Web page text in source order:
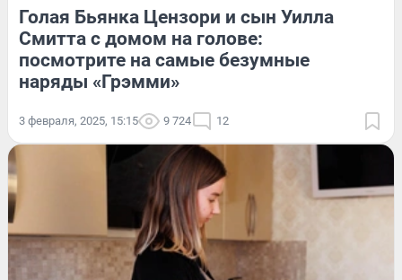
Голая Бьянка Цензори и сын Уилла
Смитта с домом на голове:
посмотрите на самые безумные
наряды «Грэмми»
3 февраля, 2025, 15:15 9 724 12